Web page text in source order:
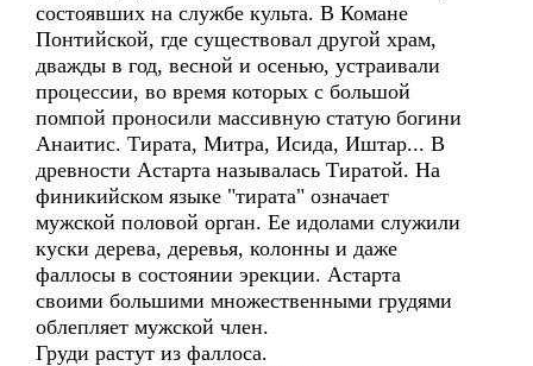
состоявших на службе культа. В Комане
Понтийской, где существовал другой храм,
дважды в год, весной и осенью, устраивали
процессии, во время которых с большой
помпой проносили массивную статую богини
Анаитис. Тирата, Митра, Исида, Иштар... В
древности Астарта называлась Тиратой. На
финикийском языке "тирата" означает
мужской половой орган. Ее идолами служили
куски дерева, деревья, колонны и даже
фаллосы в состоянии эрекции. Астарта
своими большими множественными грудями
облепляет мужской член.
Груди растут из фаллоса.